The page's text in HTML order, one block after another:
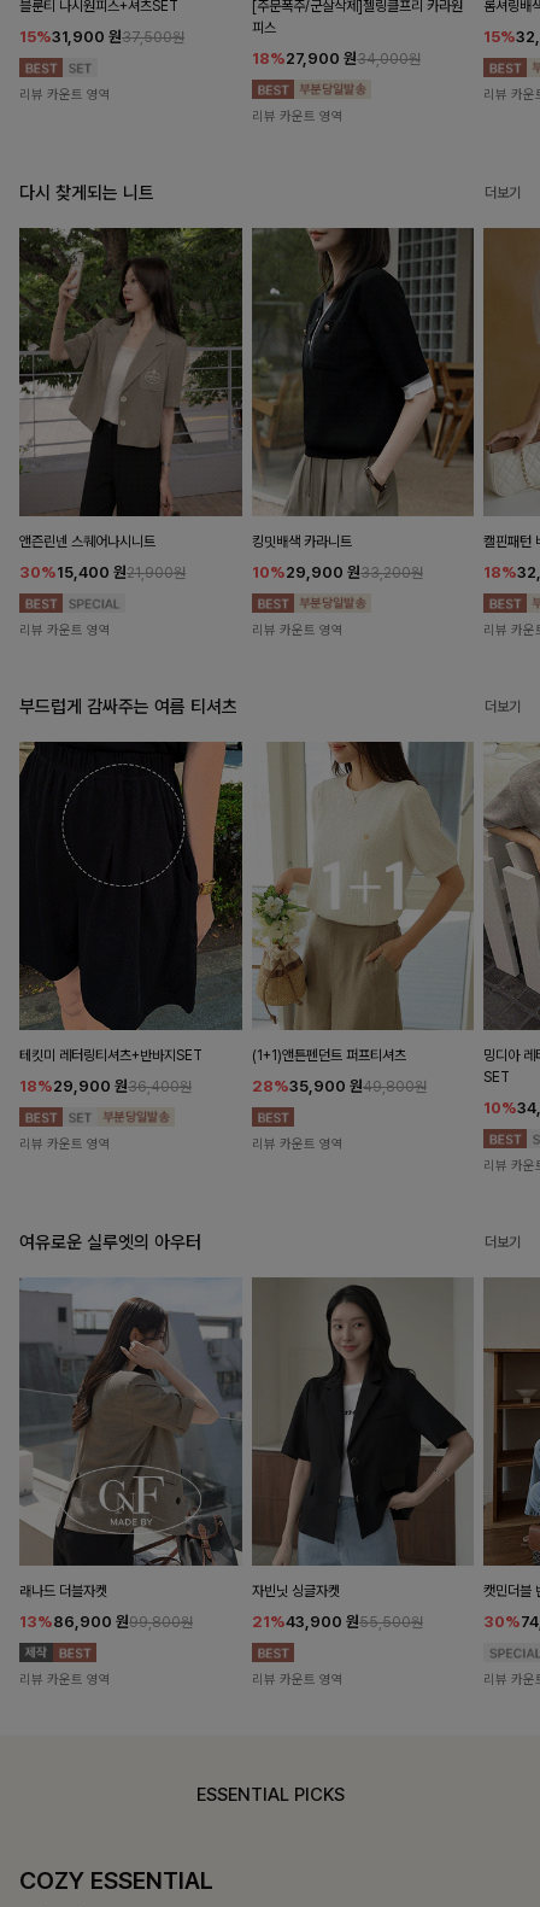
블룬티 나시원피스+셔츠SET
15%31,900 원37,500원
리뷰 카운트 영역
[주문폭주/군살삭제]젤링클프리 카라원
피스
18%27,900 원34,000원
리뷰 카운트 영역
롬셔링배
15%
리뷰 카운
다시 찾게되는 니트 더보기
앤즌린넨 스퀘어나시니트
30%15,400 원21,900원
리뷰 카운트 영역
킹밋배색 카라니트
10%29,900 원33,200원
리뷰 카운트 영역
캘핀패턴
18%
리뷰 카운
부드럽게 감싸주는 여름 티셔츠 더보기
테킷미 레터링티셔츠+반바지SET
18%29,900 원36,400원
리뷰 카운트 영역
(1+1)앤튼펜던트 퍼프티셔츠
28%35,900 원49,800원
리뷰 카운트 영역
밍디아 레
SET
10%
리뷰 카운
여유로운 실루엣의 아우터 더보기
래나드 더블자켓
13%86,900 원99,800원
리뷰 카운트 영역
자빈닛 싱글자켓
21%43,900 원55,500원
리뷰 카운트 영역
캣민더블
30%
리뷰 카운
ESSENTIAL PICKS
COZY ESSENTIAL